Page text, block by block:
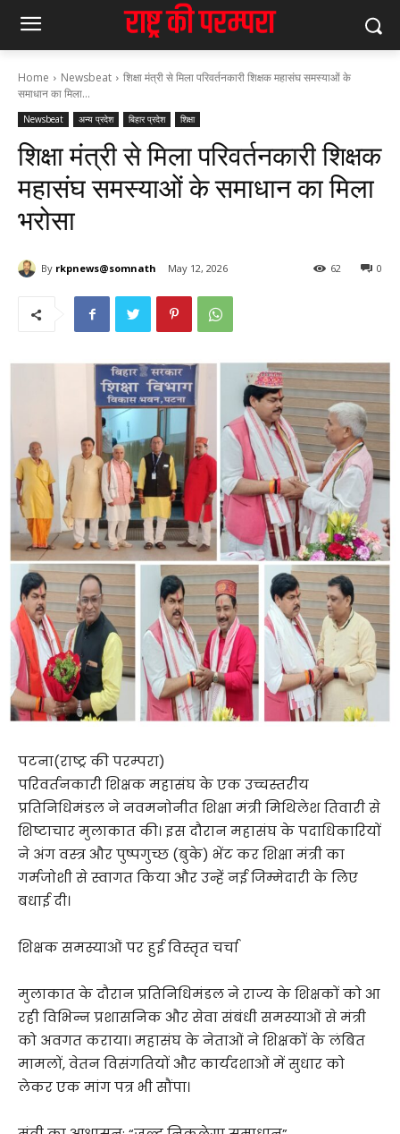
Home Newsbeat
शिक्षा मंत्री से मिला परिवर्तनकारी शिक्षक महासंघ समस्याओं के
समाधान का मिला...
Newsbeat अन्य प्रदेश बिहार प्रदेश शिक्षा
शिक्षा मंत्री से मिला परिवर्तनकारी शिक्षक
महासंघ समस्याओं के समाधान का मिला
भरोसा
By rkpnews@somnath May 12, 2026 0
62
पटना(राष्ट्र की परम्परा)
परिवर्तनकारी शिक्षक महासंघ के एक उच्चस्तरीय
प्रतिनिधिमंडल ने नवमनोनीत शिक्षा मंत्री मिथिलेश तिवारी से
शिष्टाचार मुलाकात की। इस दौरान महासंघ के पदाधिकारियों
ने अंग वस्त्र और पुष्पगुच्छ (बुके) भेंट कर शिक्षा मंत्री का
गर्मजोशी से स्वागत किया और उन्हें नई जिम्मेदारी के लिए
बधाई दी।
शिक्षक समस्याओं पर हुई विस्तृत चर्चा
​मुलाकात के दौरान प्रतिनिधिमंडल ने राज्य के शिक्षकों को आ
रही विभिन्न प्रशासनिक और सेवा संबंधी समस्याओं से मंत्री
को अवगत कराया। महासंघ के नेताओं ने शिक्षकों के लंबित
मामलों, वेतन विसंगतियों और कार्यदशाओं में सुधार को
लेकर एक मांग पत्र भी सौंपा।